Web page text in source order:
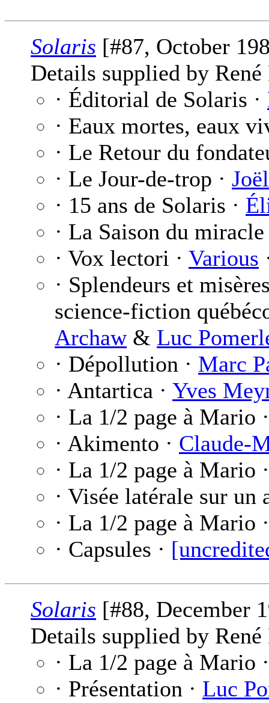
Solaris [#87, October
Details supplied by
· Éditorial de Solaris ·
· Eaux mortes, eaux
· Le Retour du
· Le Jour-de-trop ·
· 15 ans de Solaris ·
· La Saison du
· Vox lectori · Various
· Splendeurs et
science-fiction
Archaw& Luc
· Dépollution · Marc
· Antartica · Yves
· La 1/2 page à Mario
· Akimento · Claude-
· La 1/2 page à Mario
· Visée latérale sur un
· La 1/2 page à Mario
· Capsules ·
Solaris [#88, December
Details supplied by
· La 1/2 page à Mario
· Présentation · Luc